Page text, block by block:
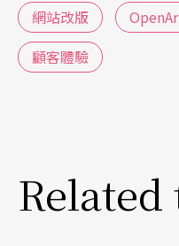
路與實體售票的連結
望每一位觀眾的購票
場館與所有人更靠近。
網站改版
顧客體驗